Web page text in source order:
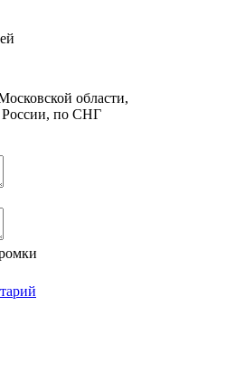
области,
по СНГ